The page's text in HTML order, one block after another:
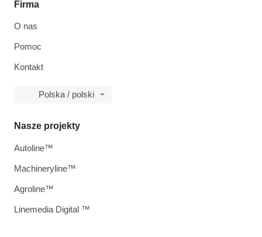
Firma
O nas
Pomoc
Kontakt
Polska / polski
Nasze projekty
Autoline™
Machineryline™
Agroline™
Linemedia Digital ™